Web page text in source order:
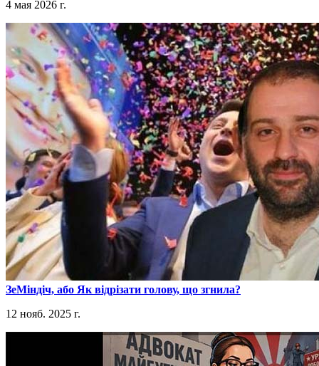
4 мая 2026 г.
​ЗеМіндіч, або Як відрізати голову, що згнила?
12 нояб. 2025 г.